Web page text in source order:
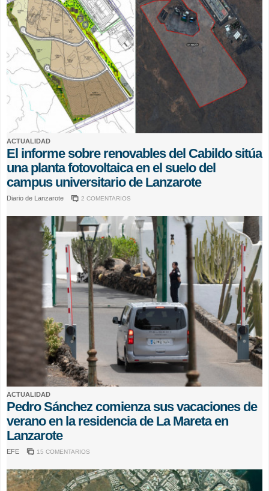
ACTUALIDAD
El informe sobre renovables del Cabildo sitúa
una planta fotovoltaica en el suelo del
campus universitario de Lanzarote
Diario de Lanzarote 2 COMENTARIOS
ACTUALIDAD
Pedro Sánchez comienza sus vacaciones de
verano en la residencia de La Mareta en
Lanzarote
EFE 15 COMENTARIOS